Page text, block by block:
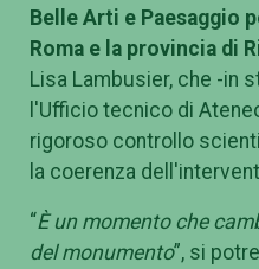
Belle Arti e Paesaggio
Roma e la provincia di
Lisa Lambusier, che -in
l'Ufficio tecnico di
rigoroso controllo
la coerenza
“È un momento che
del monumento”, si